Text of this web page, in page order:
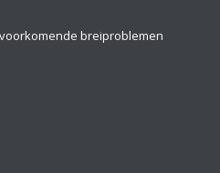
breiproblemen